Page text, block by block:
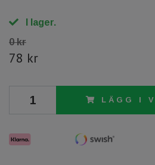
I lager.
0 kr
78 kr
LÄGG I